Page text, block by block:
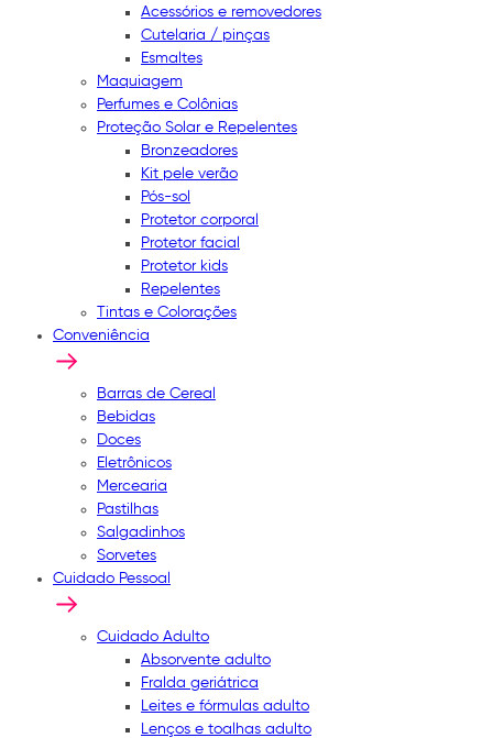
Acessórios e removedores
Cutelaria / pinças
Esmaltes
Maquiagem
Perfumes e Colônias
Proteção Solar e Repelentes
Bronzeadores
Kit pele verão
Pós-sol
Protetor corporal
Protetor facial
Protetor kids
Repelentes
Tintas e Colorações
Conveniência
Barras de Cereal
Bebidas
Doces
Eletrônicos
Mercearia
Pastilhas
Salgadinhos
Sorvetes
Cuidado Pessoal
Cuidado Adulto
Absorvente adulto
Fralda geriátrica
Leites e fórmulas adulto
Lenços e toalhas adulto